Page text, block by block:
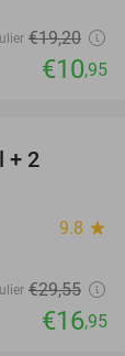
€19,20
€10,95
+ 2
9.8 star
€29,55
€16,95